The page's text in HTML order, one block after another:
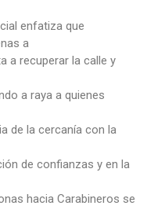
enfatiza que
a
a recuperar la calle y
a raya a quienes
de la cercanía con la
de confianzas y en la
hacia Carabineros se